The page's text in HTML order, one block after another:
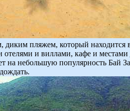
диким пляжем, который
отелями и виллами, кафе и
на небольшую популярность